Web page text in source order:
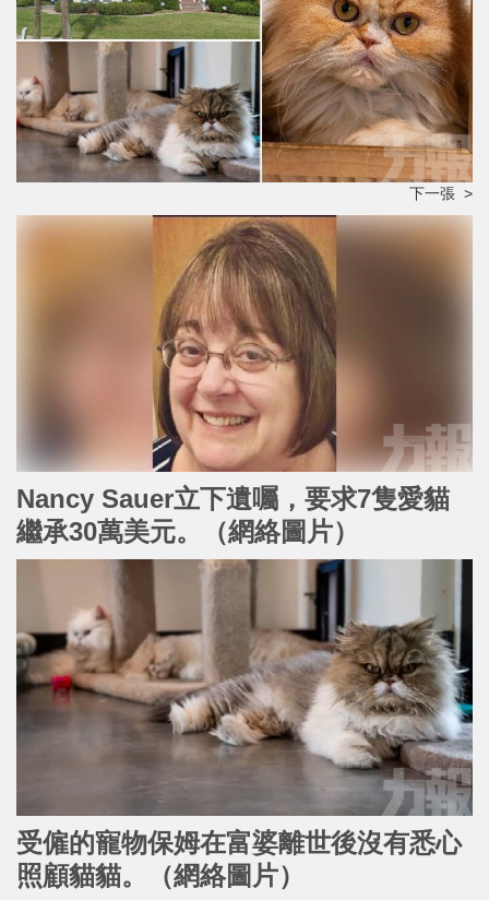
下一張 >
Nancy Sauer立下遺囑，要求7隻愛貓
繼承30萬美元。（網絡圖片）
受僱的寵物保姆在富婆離世後沒有悉心
照顧貓貓。（網絡圖片）